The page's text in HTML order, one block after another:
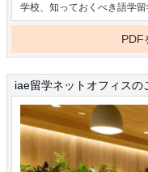
学校、知っておくべき語学留
PDF
iae留学ネットオフィスの